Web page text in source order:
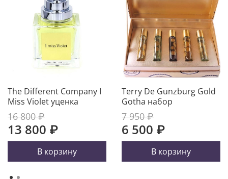
The Different Company I
Miss Violet уценка
16 800 ₽
13 800 ₽
В корзину
Terry De Gunzburg Gold
Gotha набор
7 950 ₽
6 500 ₽
В корзину